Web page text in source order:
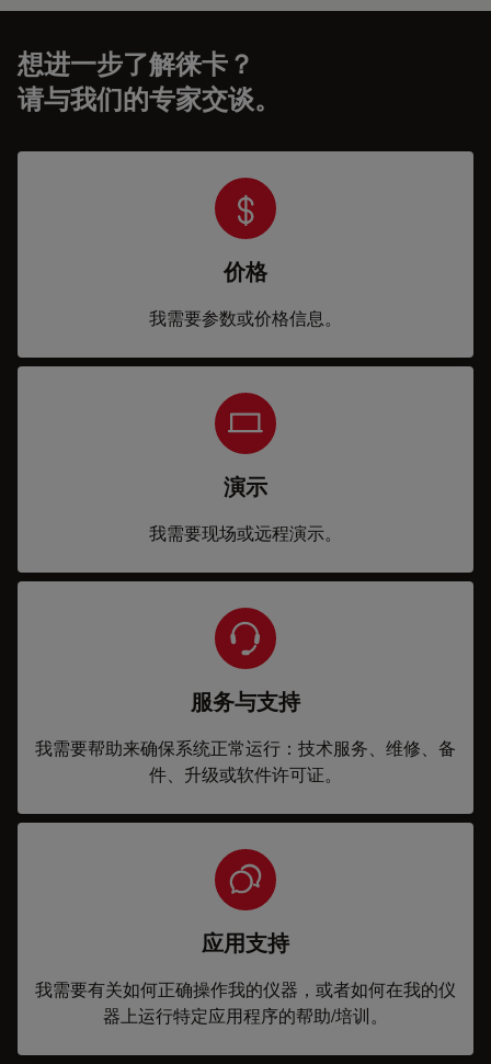
想进一步了解徕卡？
请与我们的专家交谈。
价格
我需要参数或价格信息。
演示
我需要现场或远程演示。
服务与支持
我需要帮助来确保系统正常运行：技术服务、维修、备
件、升级或软件许可证。
应用支持
我需要有关如何正确操作我的仪器，或者如何在我的仪
器上运行特定应用程序的帮助/培训。